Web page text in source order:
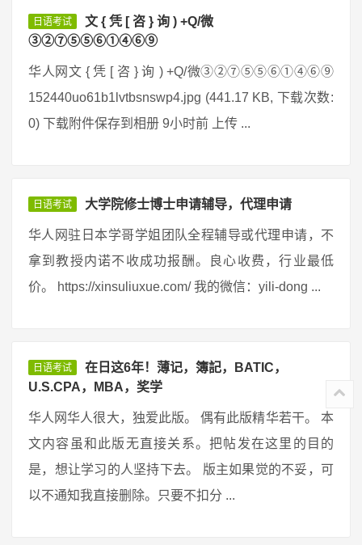
日语考试
文 { 凭 [ 咨 } 询 ) +Q/微
③②⑦⑤⑤⑥①④⑥⑨
华人网文 { 凭 [ 咨 } 询 ) +Q/微③②⑦⑤⑤⑥①④⑥⑨
152440uo61b1lvtbsnswp4.jpg (441.17 KB, 下载次数:
0) 下载附件保存到相册 9小时前 上传 ...
日语考试 大学院修士博士申请辅导，代理申请
华人网驻日本学哥学姐团队全程辅导或代理申请，不
拿到教授内诺不收成功报酬。良心收费，行业最低
价。 https://xinsuliuxue.com/ 我的微信：yili-dong ...
日语考试
在日这6年！薄记，簿記，BATIC，
U.S.CPA，MBA，奖学
华人网华人很大，独爱此版。 偶有此版精华若干。 本
文内容虽和此版无直接关系。把帖发在这里的目的
是，想让学习的人坚持下去。 版主如果觉的不妥，可
以不通知我直接删除。只要不扣分 ...